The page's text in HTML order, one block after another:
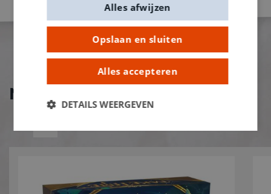
Nieuw bij De Banier!
Opslaan en sluiten
Alles accepteren
Alles afwijzen
DETAILS WEERGEVEN